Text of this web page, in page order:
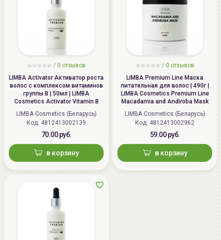
/ 0 отзывов
LIMBA Activator Активатор роста
волос с комплексом витаминов
группы В | 50мл | LIMBA
Cosmetics Activator Vitamin B
LIMBA Cosmetics (Беларусь)
Код: 4812413002139
70.00 руб.
в корзину
/ 0 отзывов
LIMBA Premium Line Маска
питательная для волос | 490г |
LIMBA Cosmetics Premium Line
Macadamia and Andiroba Mask
LIMBA Cosmetics (Беларусь)
Код: 4812413002962
59.00 руб.
в корзину